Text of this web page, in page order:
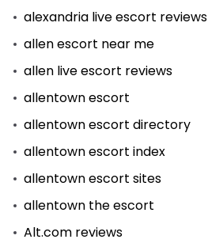
alexandria live escort reviews
allen escort near me
allen live escort reviews
allentown escort
allentown escort directory
allentown escort index
allentown escort sites
allentown the escort
Alt.com reviews